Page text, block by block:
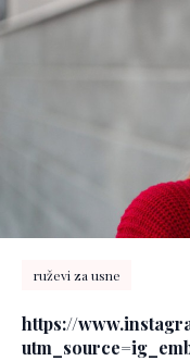
ruževi za usne
https://